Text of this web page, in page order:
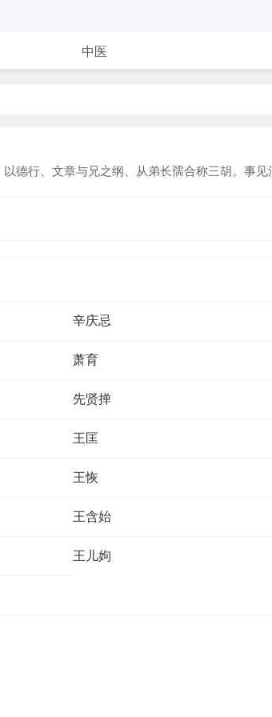
中医
行、文章与兄之纲、从弟长孺合称三胡。事见
辛庆忌
萧育
先贤掸
王匡
王恢
王含始
王儿姁